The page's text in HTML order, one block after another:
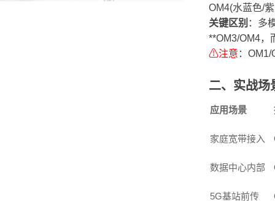
OM4(水蓝色/
关键区别 ：多
**OM3/OM4，
⚠注意 ：
二、实战场
应用场景
家庭宽带接入
数据中心内部
5G基站前传